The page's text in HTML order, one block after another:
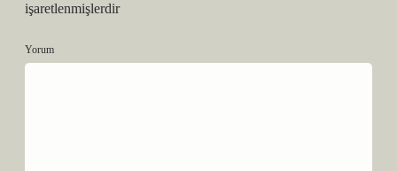
işaretlenmişlerdir
Yorum